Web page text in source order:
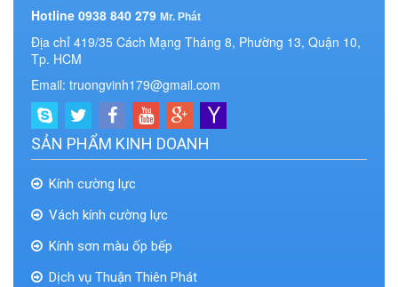
Hotline 0938 840 279 Mr. Phát
Địa chỉ 419/35 Cách Mạng Tháng 8, Phường 13, Quận 10,
Tp. HCM
Email: truongvinh179@gmail.com
SẢN PHẨM KINH DOANH
Kính cường lực
Vách kính cường lực
Kính sơn màu ốp bếp
Dịch vụ Thuận Thiên Phát